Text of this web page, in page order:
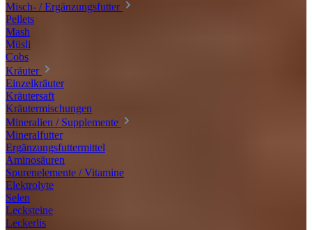
Misch- / Ergänzungsfutter
Pellets
Mash
Müsli
Cobs
Kräuter
Einzelkräuter
Kräutersaft
Kräutermischungen
Mineralien / Supplemente
Mineralfutter
Ergänzungsfuttermittel
Aminosäuren
Spurenelemente / Vitamine
Elektrolyte
Selen
Lecksteine
Leckerlis